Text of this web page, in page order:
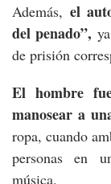
Además, el
del penado”,
de prisión
El hombre
manosear a
ropa, cuando
personas en
música.